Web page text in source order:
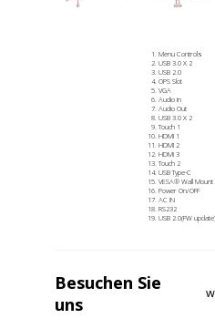
Menu Controls
USB 3.0 X 2
USB 2.0
OPS Slot
VGA
Audio In
Audio Out
USB 3.0 X 2
Touch 1
HDMI 1
HDMI 2
HDMI 3
Touch 2
USB Type-C
VESA® Wall
Power On/OFF
AC IN
RS232
USB 2.0(FW update)
Besuchen Sie
uns